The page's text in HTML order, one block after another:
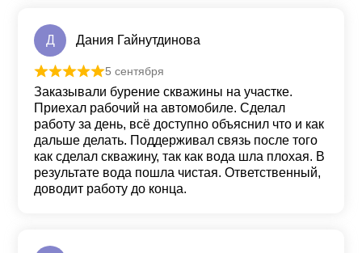
Д Дания Гайнутдинова
Оценка
5 сентября
Заказывали бурение скважины на участке.
Приехал рабочий на автомобиле. Сделал
работу за день, всё доступно объяснил что и как
дальше делать. Поддерживал связь после того
как сделал скважину, так как вода шла плохая. В
результате вода пошла чистая. Ответственный,
доводит работу до конца.